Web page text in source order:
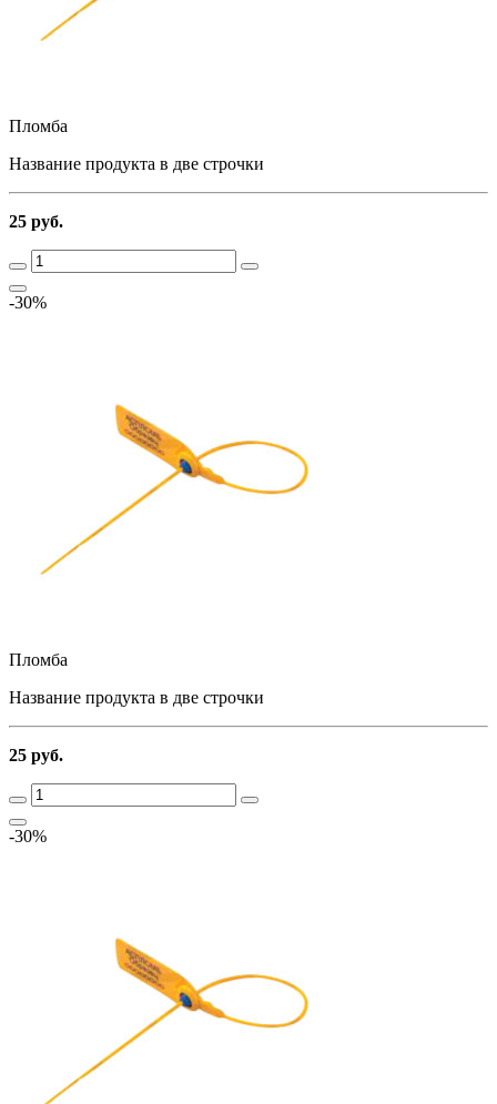
Пломба
Название продукта в две строчки
25 руб.
-30%
Пломба
Название продукта в две строчки
25 руб.
-30%